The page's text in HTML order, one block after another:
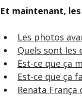
Et maintenant,
Les photos
Quels sont les
Est-ce que ça
Est-ce que ça
Renata